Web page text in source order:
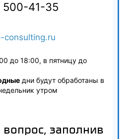
2.9
профессиональных заболеваний
по охране труда
3
3.1
500-41-35
consulting.ru
до 18:00, в пятницу до
дни будут обработаны в
утром
вопрос, заполнив